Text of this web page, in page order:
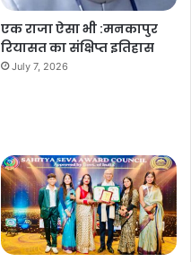
एक राजा ऐसा भी :मनकापुर
रियासत का संक्षिप्त इतिहास
July 7, 2026